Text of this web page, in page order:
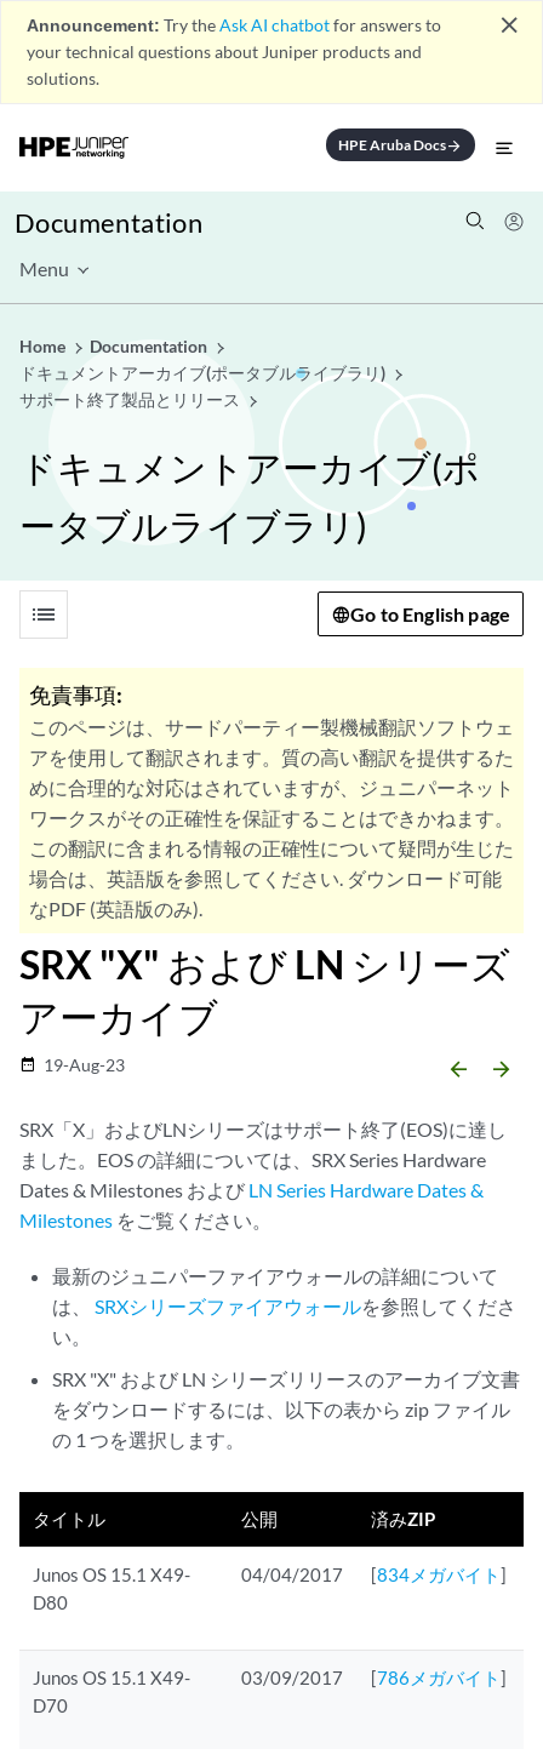
Announcement: Try theAsk AI chatbotfor answers to
your technical questions about Juniper products and
solutions.
close
HPE Aruba Docsarrow_forward
Documentation
Menu
Home
Documentation
ドキュメントアーカイブ(ポータブルライブラリ)
サポート終了製品とリリース
ドキュメントアーカイブ(ポ
ータブルライブラリ)
list Go to English page
免責事項:
このページは、サードパーティー製機械翻訳ソフトウェ
アを使用して翻訳されます。質の高い翻訳を提供するた
めに合理的な対応はされていますが、ジュニパーネット
ワークスがその正確性を保証することはできかねます。
この翻訳に含まれる情報の正確性について疑問が生じた
場合は、英語版を参照してください. ダウンロード可能
なPDF (英語版のみ).
SRX "X" および LN シリーズ
アーカイブ
date_range 19-Aug-23 arrow_backward arrow_forward
SRX「X」およびLNシリーズはサポート終了(EOS)に達し
ました。EOS の詳細については、SRX Series Hardware
Dates & Milestones および LN Series Hardware Dates &
Milestones をご覧ください。
最新のジュニパーファイアウォールの詳細について
は、SRXシリーズファイアウォールを参照してくださ
い。
SRX "X" および LN シリーズリリースのアーカイブ文書
をダウンロードするには、以下の表から zip ファイル
の 1 つを選択します。
タイトル 公開 済みZIP
Junos OS 15.1 X49-
D80
04/04/2017 [834メガバイト]
Junos OS 15.1 X49-
D70
03/09/2017 [786メガバイト]